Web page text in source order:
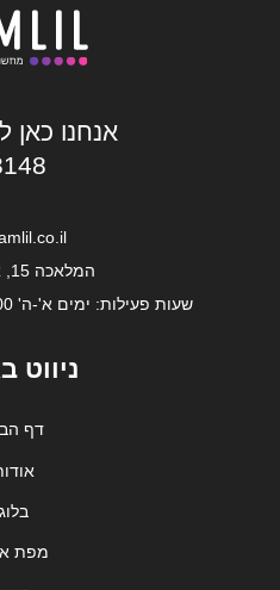
אנחנו כאן
המלאכה 15, אור יהודה
שעות פעילות: ימים א'-ה' 08:00-17:00 (יום ו' סגור)
ניווט
דף
בלוג
מפת